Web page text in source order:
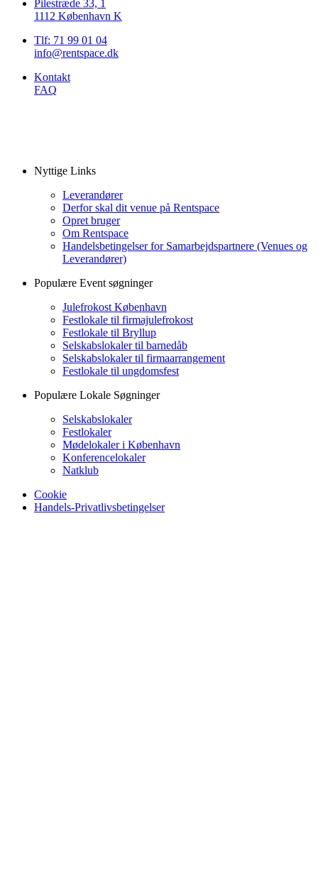
Pilestræde 33, 1
1112 København K
Tlf: 71 99 01 04
info@rentspace.dk
Kontakt
FAQ
Nyttige Links
Leverandører
Derfor skal dit venue på Rentspace
Opret bruger
Om Rentspace
Handelsbetingelser for Samarbejdspartnere (Venues og
Leverandører)
Populære Event søgninger
Julefrokost København
Festlokale til firmajulefrokost
Festlokale til Bryllup
Selskabslokaler til barnedåb
Selskabslokaler til firmaarrangement
Festlokale til ungdomsfest
Populære Lokale Søgninger
Selskabslokaler
Festlokaler
Mødelokaler i København
Konferencelokaler
Natklub
Cookie
Handels-Privatlivsbetingelser